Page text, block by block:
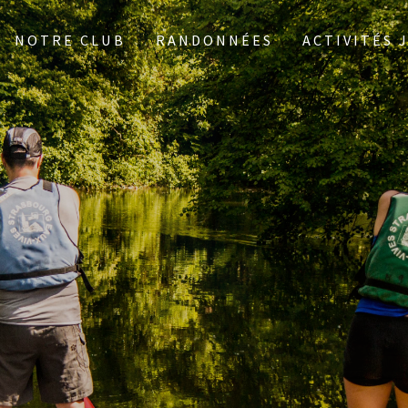
NOTRE CLUB RANDONNÉES ACTIVITÉS